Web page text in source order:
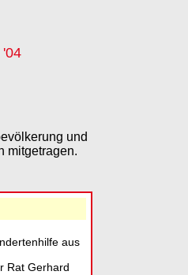
'04
und
mitgetragen.
aus
Rat Gerhard